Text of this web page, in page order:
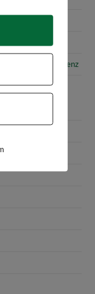
museum in Bregenz